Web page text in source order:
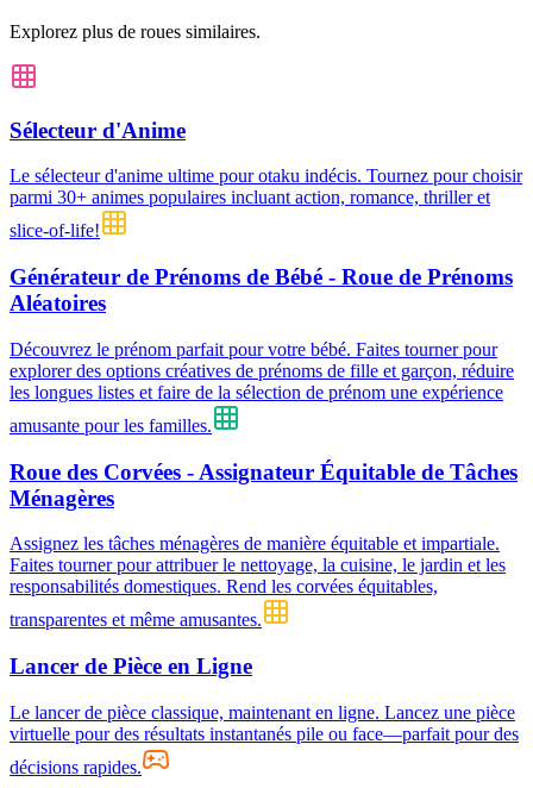
Explorez plus de roues similaires.
Sélecteur d'Anime
Le sélecteur d'anime ultime pour otaku indécis. Tournez pour choisir
parmi 30+ animes populaires incluant action, romance, thriller et
slice-of-life!
Générateur de Prénoms de Bébé - Roue de Prénoms
Aléatoires
Découvrez le prénom parfait pour votre bébé. Faites tourner pour
explorer des options créatives de prénoms de fille et garçon, réduire
les longues listes et faire de la sélection de prénom une expérience
amusante pour les familles.
Roue des Corvées - Assignateur Équitable de Tâches
Ménagères
Assignez les tâches ménagères de manière équitable et impartiale.
Faites tourner pour attribuer le nettoyage, la cuisine, le jardin et les
responsabilités domestiques. Rend les corvées équitables,
transparentes et même amusantes.
Lancer de Pièce en Ligne
Le lancer de pièce classique, maintenant en ligne. Lancez une pièce
virtuelle pour des résultats instantanés pile ou face—parfait pour des
décisions rapides.